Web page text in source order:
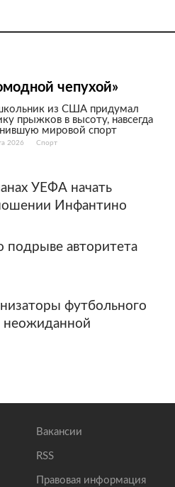
чепухой»
из США придумал
прыжков в высоту, навсегда
мировой спорт
2026 Спорт
УЕФА начать
Инфантино
авторитета
футбольного
неожиданной
Вакансии
RSS
Правовая информация